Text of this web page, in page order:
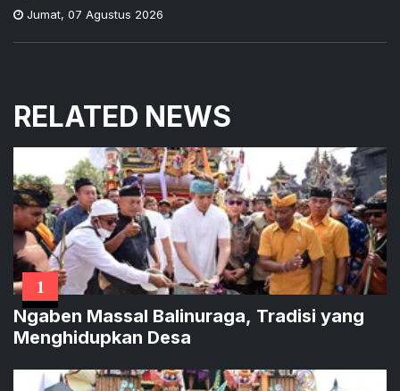
Jumat, 07 Agustus 2026
RELATED NEWS
1
Ngaben Massal Balinuraga, Tradisi yang
Menghidupkan Desa